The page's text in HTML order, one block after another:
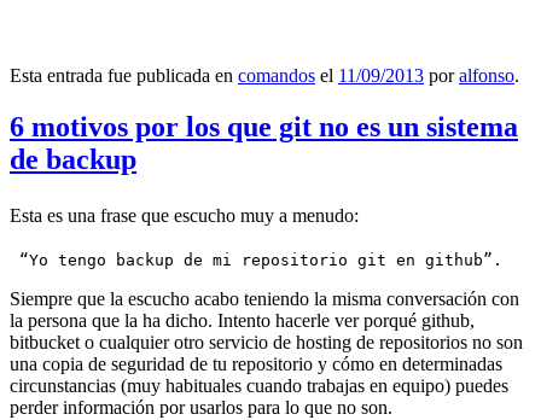
Esta entrada fue publicada en comandos el 11/09/2013 poralfonso.
6 motivos por los que git no es un sistema
de backup
Esta es una frase que escucho muy a menudo:
“Yo tengo backup de mi repositorio git en github”.
Siempre que la escucho acabo teniendo la misma conversación con
la persona que la ha dicho. Intento hacerle ver porqué github,
bitbucket o cualquier otro servicio de hosting de repositorios no son
una copia de seguridad de tu repositorio y cómo en determinadas
circunstancias (muy habituales cuando trabajas en equipo) puedes
perder información por usarlos para lo que no son.